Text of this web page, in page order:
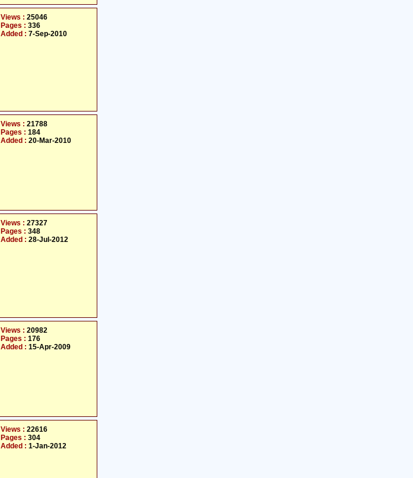
Views : 25046
Pages : 336
Added : 7-Sep-2010
Views : 21788
Pages : 184
Added : 20-Mar-2010
Views : 27327
Pages : 348
Added : 28-Jul-2012
Views : 20982
Pages : 176
Added : 15-Apr-2009
Views : 22616
Pages : 304
Added : 1-Jan-2012